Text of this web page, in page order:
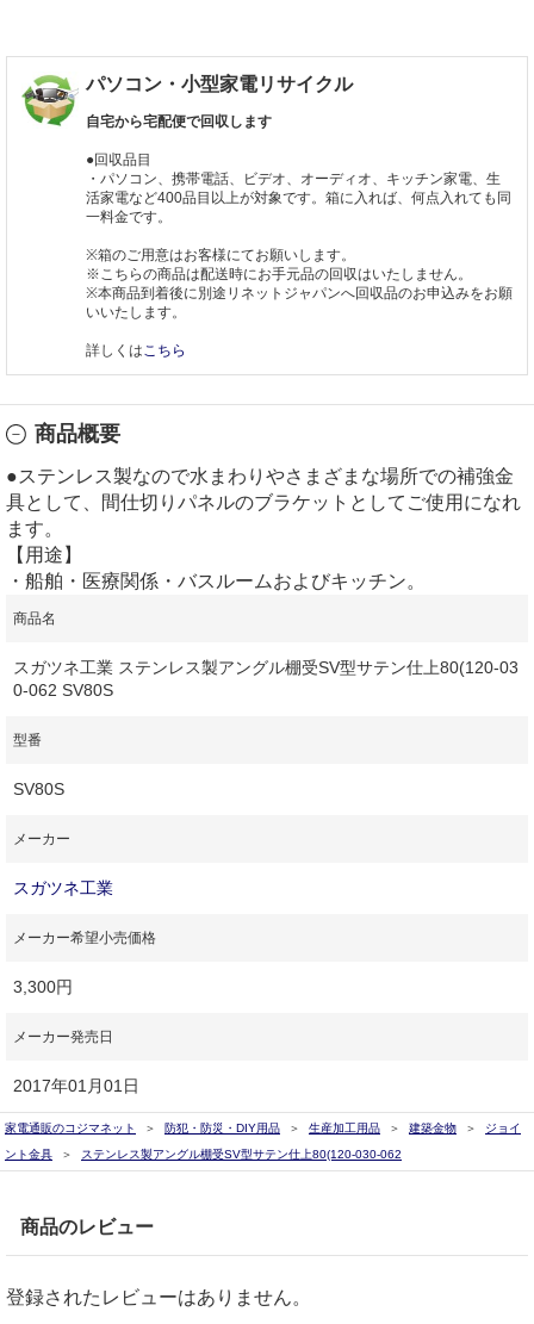
パソコン・小型家電リサイクル
自宅から宅配便で回収します
●回収品目
・パソコン、携帯電話、ビデオ、オーディオ、キッチン家電、生
活家電など400品目以上が対象です。箱に入れば、何点入れても同
一料金です。
※箱のご用意はお客様にてお願いします。
※こちらの商品は配送時にお手元品の回収はいたしません。
※本商品到着後に別途リネットジャパンへ回収品のお申込みをお願
いいたします。
詳しくは こちら
商品概要
●ステンレス製なので水まわりやさまざまな場所での補強金
具として、間仕切りパネルのブラケットとしてご使用になれ
ます。
【用途】
・船舶・医療関係・バスルームおよびキッチン。
商品名
スガツネ工業 ステンレス製アングル棚受SV型サテン仕上80(120-03
0-062 SV80S
型番
SV80S
メーカー
スガツネ工業
メーカー希望小売価格
3,300円
メーカー発売日
2017年01月01日
家電通販のコジマネット 防犯・防災・DIY用品 生産加工用品 建築金物
ジョイ
ント金具
ステンレス製アングル棚受SV型サテン仕上80(120-030-062
商品のレビュー
登録されたレビューはありません。